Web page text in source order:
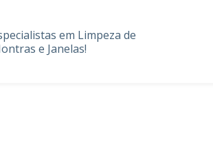
em Limpeza de
e Janelas!